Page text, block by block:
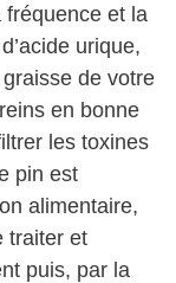
et la
urique,
de votre
en bonne
les toxines
pin est
alimentaire,
traiter et
puis, par la